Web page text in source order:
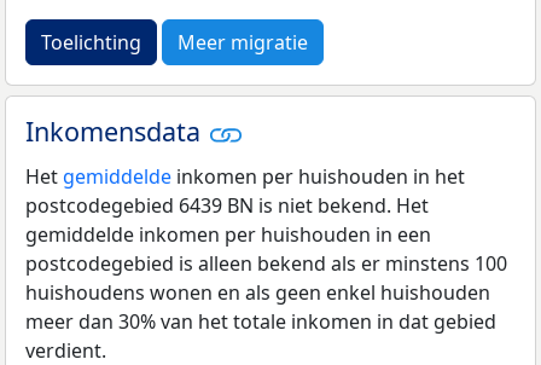
Toelichting Meer migratie
Inkomensdata
Het gemiddelde inkomen per huishouden in het
postcodegebied 6439 BN is niet bekend. Het
gemiddelde inkomen per huishouden in een
postcodegebied is alleen bekend als er minstens 100
huishoudens wonen en als geen enkel huishouden
meer dan 30% van het totale inkomen in dat gebied
verdient.